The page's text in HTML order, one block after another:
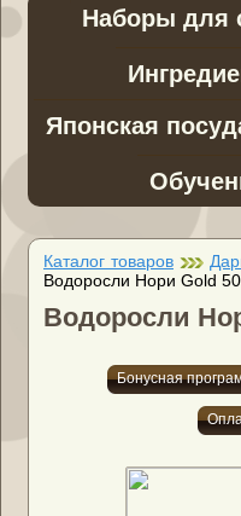
Наборы для
Японская
Каталог товаров
Водоросли Нори Gold
Водоросли
Бонусная